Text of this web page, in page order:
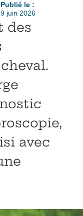
Publié le :
9 juin 2026
des
avec